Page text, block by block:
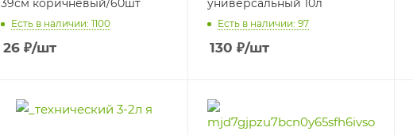
39см коричневый/60шт
Есть в наличии: 1100
26 ₽/шт
универсальный 10л
Есть в наличии: 97
130 ₽/шт